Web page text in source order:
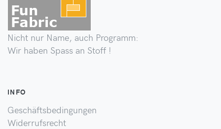
Nicht nur Name, auch Programm:
Wir haben Spass an Stoff !
INFO
Geschäftsbedingungen
Widerrufsrecht